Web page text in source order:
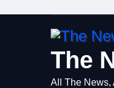
The
All The News,